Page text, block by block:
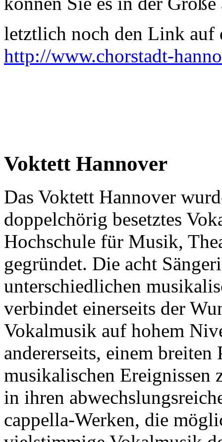
letztlich noch den Link auf
http://www.chorstadt-
Voktett Hannover
Das Voktett Hannover
doppelchörig besetztes
Hochschule für Musik,
gegründet. Die acht
unterschiedlichen
verbindet einerseits der
Vokalmusik auf hohem
andererseits, einem
musikalischen Ereignissen
in ihren
cappella-Werken, die